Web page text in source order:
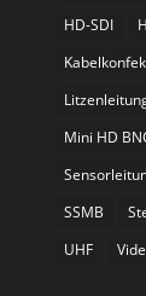
HD-SDI
Mini HD
SSMB
UHF